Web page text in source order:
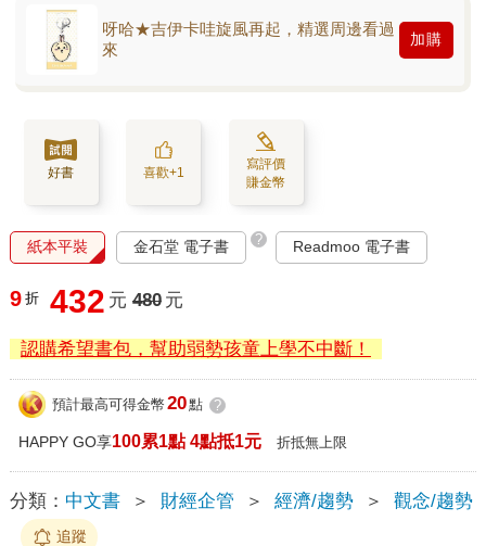
呀哈★吉伊卡哇旋風再起，精選周邊看過
來
加購
好書 喜歡+1
寫評價
賺金幣
紙本平裝 金石堂 電子書 ? Readmoo 電子書
9 折 432 元 480 元
認購希望書包，幫助弱勢孩童上學不中斷！
預計最高可得金幣 20點 ?
HAPPY GO享100累1點 4點抵1元 折抵無上限
分類： 中文書 ＞ 財經企管 ＞ 經濟/趨勢 ＞ 觀念/趨勢
追蹤